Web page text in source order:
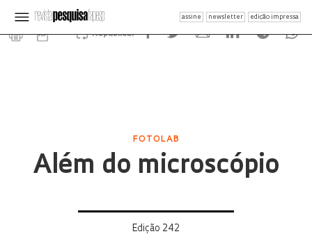
assine newsletter edição impressa
Republicar
FOTOLAB
Além do microscópio
Edição 242